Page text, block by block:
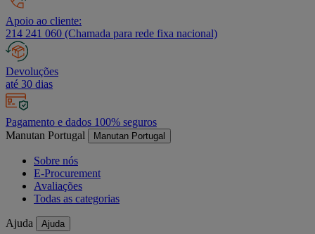
Apoio ao cliente:
214 241 060 (Chamada para rede fixa nacional)
Devoluções
até 30 dias
Pagamento e dados 100% seguros
Manutan Portugal
Manutan Portugal
Sobre nós
E-Procurement
Avaliações
Todas as categorias
Ajuda Ajuda